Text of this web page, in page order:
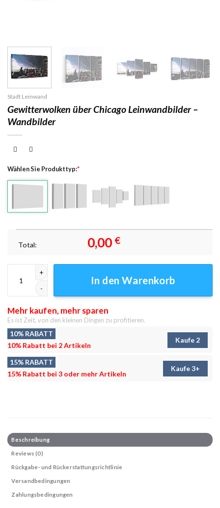
Stadt Leinwand
Gewitterwolken über Chicago Leinwandbilder –
Wandbilder
Wählen Sie Produkttyp:*
Total: 0,00 €
In den Warenkorb
Mehr kaufen, mehr sparen
Es ist Zeit, von den kleinen Dingen zu profitieren.
10% RABATT
10% Rabatt bei 2 Artikeln
Kaufe 2
15% RABATT
15% Rabatt bei 3 oder mehr Artikeln
Kaufe 3+
Beschreibung
Reviews (0)
Rückgabe- und Rückerstattungsrichtlinie
Versandbedingungen
Zahlungsbedingungen